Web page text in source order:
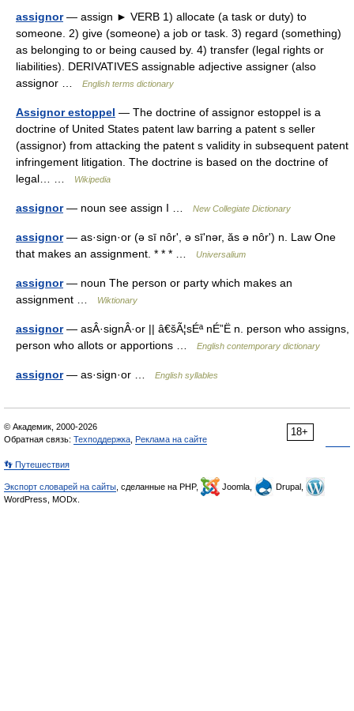
assignor— assign ► VERB 1) allocate (a task or duty) to
someone. 2) give (someone) a job or task. 3) regard (something)
as belonging to or being caused by. 4) transfer (legal rights or
liabilities). DERIVATIVES assignable adjective assigner (also
assignor …
English terms dictionary
Assignor estoppel — The doctrine of assignor estoppel is a
doctrine of United States patent law barring a patent s seller
(assignor) from attacking the patent s validity in subsequent patent
infringement litigation. The doctrine is based on the doctrine of
legal… …
Wikipedia
assignor— noun see assign I … New Collegiate Dictionary
assignor— as·sign·or (ə sī nôrʹ, ə sīʹnər, ăs ə nôrʹ) n. Law One
that makes an assignment. * * * …
Universalium
assignor— noun The person or party which makes an
assignment …
Wiktionary
assignor— asÂ·signÂ·or || â€šÃ¦sÉª nÉ”Ë n. person who assigns,
person who allots or apportions …
English contemporary dictionary
assignor— as·sign·or … English syllables
18+
© Академик, 2000-2026
Обратная связь: Техподдержка Реклама на сайте
👣 Путешествия
Экспорт словарей на сайты , сделанные на PHP, Joomla,
Drupal,
WordPress, MODx.